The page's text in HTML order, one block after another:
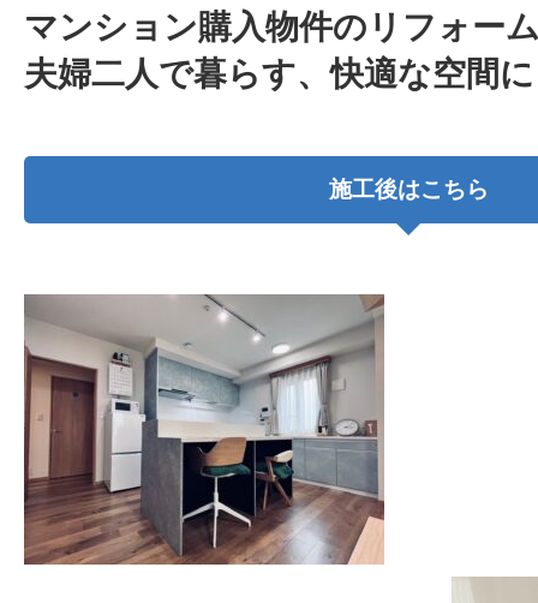
マンション購入物件のリフォー
夫婦二人で暮らす、快適な空間
施工後はこちら